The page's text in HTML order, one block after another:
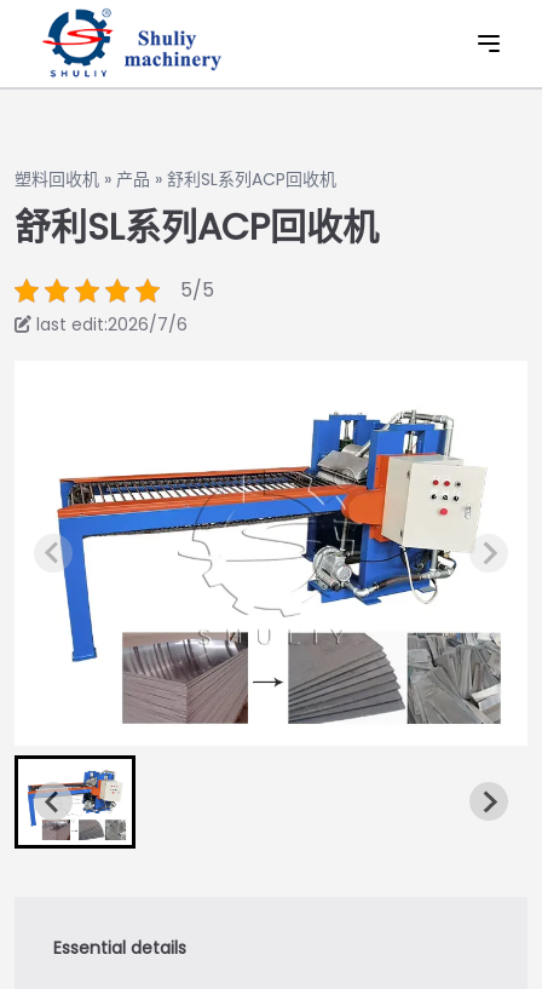
塑料回收机 » 产品 » 舒利SL系列ACP回收机
舒利SL系列ACP回收机
5/5
last edit:2026/7/6